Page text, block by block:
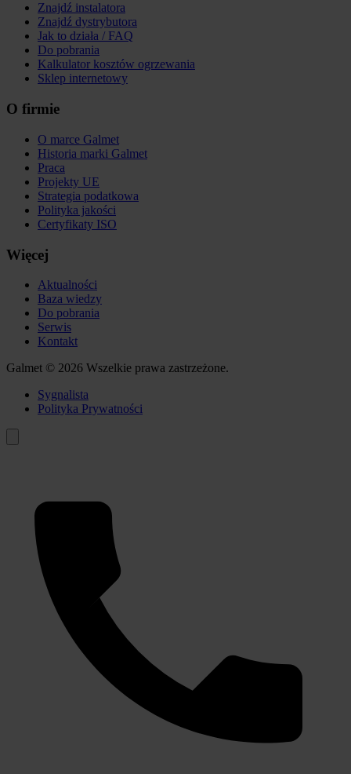
Znajdź instalatora
Znajdź dystrybutora
Jak to działa / FAQ
Do pobrania
Kalkulator kosztów ogrzewania
Sklep internetowy
O firmie
O marce Galmet
Historia marki Galmet
Praca
Projekty UE
Strategia podatkowa
Polityka jakości
Certyfikaty ISO
Więcej
Aktualności
Baza wiedzy
Do pobrania
Serwis
Kontakt
Galmet © 2026 Wszelkie prawa zastrzeżone.
Sygnalista
Polityka Prywatności